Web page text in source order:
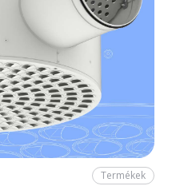
Termékek